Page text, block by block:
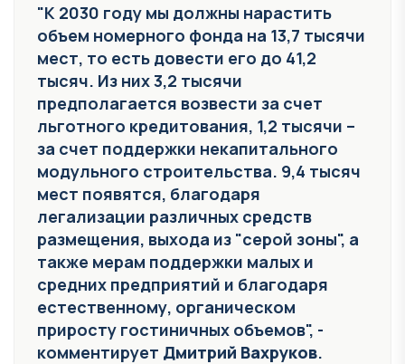
"К 2030 году мы должны нарастить
объем номерного фонда на 13,7 тысячи
мест, то есть довести его до 41,2
тысяч. Из них 3,2 тысячи
предполагается возвести за счет
льготного кредитования, 1,2 тысячи –
за счет поддержки некапитального
модульного строительства. 9,4 тысяч
мест появятся, благодаря
легализации различных средств
размещения, выхода из "серой зоны", а
также мерам поддержки малых и
средних предприятий и благодаря
естественному, органическом
приросту гостиничных объемов", -
комментирует Дмитрий Вахруков.